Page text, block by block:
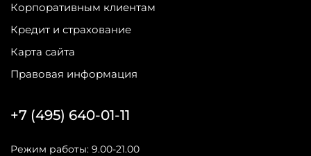
Корпоративным клиентам
Кредит и страхование
Карта сайта
Правовая информация
+7 (495) 640-01-11
Режим работы: 9.00-21.00